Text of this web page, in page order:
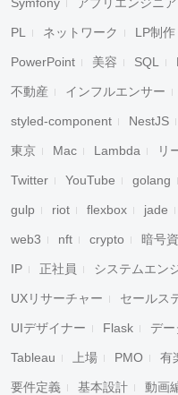
PL ネットワーク LP制作
PowerPoint 美容 SQL
不動産 インフルエンサー
styled-component NestJS
東京 Mac Lambda リ
Twitter YouTube golang
gulp riot flexbox jade
web3 nft crypto 暗号
IP 正社員 システムエン
UXリサーチャー セールス
UIデザイナー Flask デー
Tableau 上場 PMO 有
要件定義 基本設計 動画